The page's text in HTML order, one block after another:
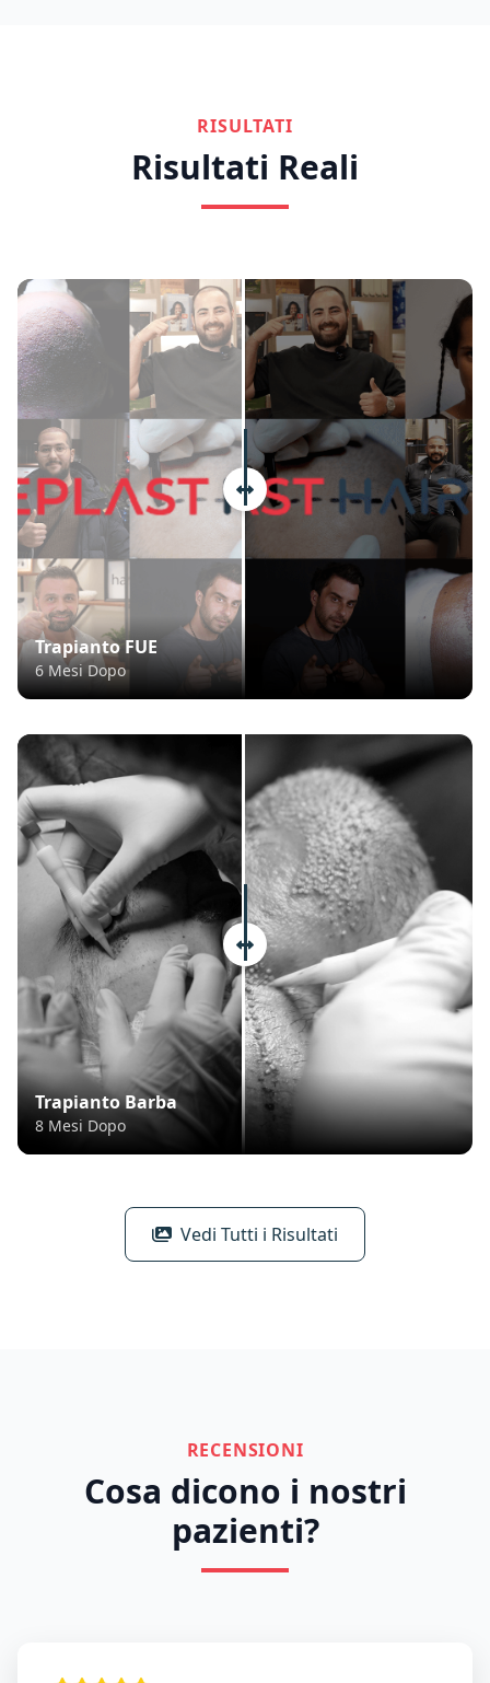
RISULTATI
Risultati Reali
Trapianto FUE
6 Mesi Dopo
Trapianto Barba
8 Mesi Dopo
Vedi Tutti i Risultati
RECENSIONI
Cosa dicono i nostri
pazienti?